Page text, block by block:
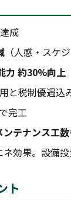
成
（人感・スケ
力 約30%向上
と税制優遇込
で完工
ンテナンス工
効果。設備
ト